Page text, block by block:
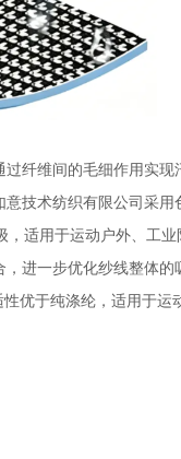
纤维间的毛细作用实
技术纺织有限公司采
适用于运动户外、工业
进一步优化纱线整体
优于纯涤纶，适用于运